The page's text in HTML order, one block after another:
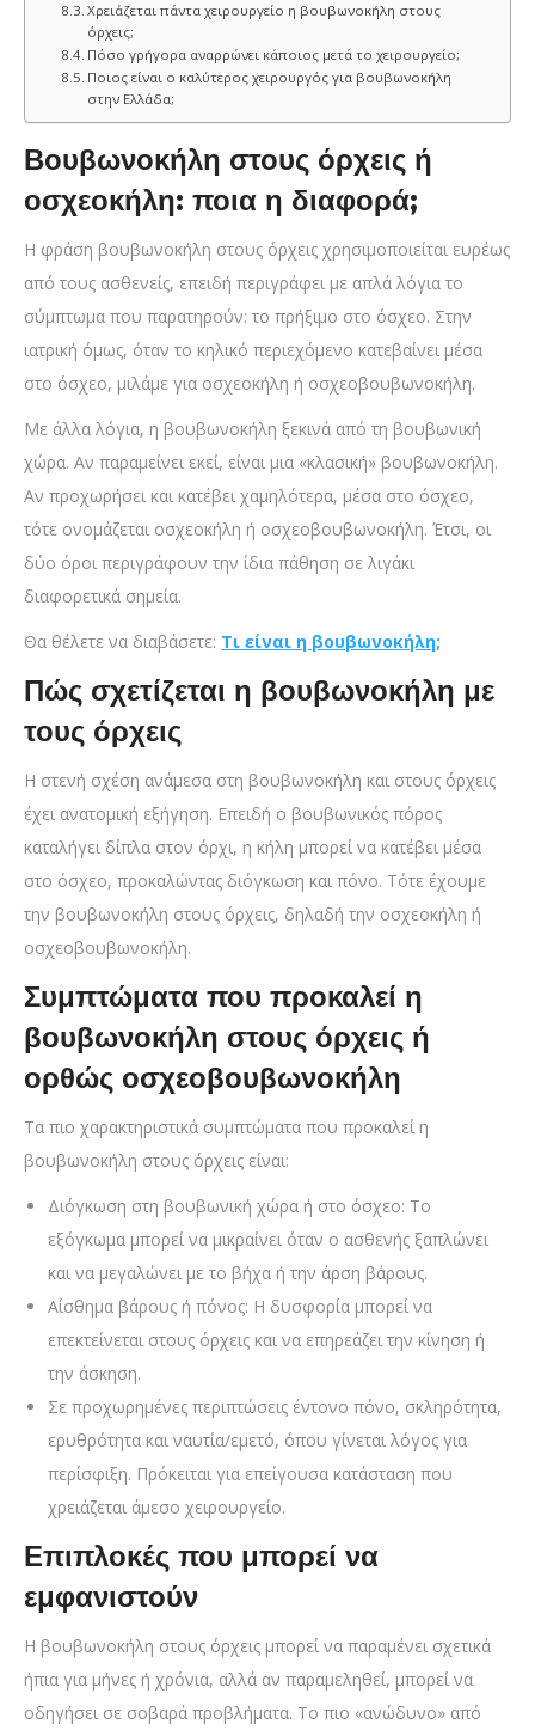
Χρειάζεται πάντα χειρουργείο η βουβωνοκήλη στους
όρχεις;
Πόσο γρήγορα αναρρώνει κάποιος μετά το χειρουργείο;
Ποιος είναι ο καλύτερος χειρουργός για βουβωνοκήλη
στην Ελλάδα;
Βουβωνοκήλη στους όρχεις ή
οσχεοκήλη: ποια η διαφορά;
Η φράση βουβωνοκήλη στους όρχεις χρησιμοποιείται ευρέως
από τους ασθενείς, επειδή περιγράφει με απλά λόγια το
σύμπτωμα που παρατηρούν: το πρήξιμο στο όσχεο. Στην
ιατρική όμως, όταν το κηλικό περιεχόμενο κατεβαίνει μέσα
στο όσχεο, μιλάμε για οσχεοκήλη ή οσχεοβουβωνοκήλη.
Με άλλα λόγια, η βουβωνοκήλη ξεκινά από τη βουβωνική
χώρα. Αν παραμείνει εκεί, είναι μια «κλασική» βουβωνοκήλη.
Αν προχωρήσει και κατέβει χαμηλότερα, μέσα στο όσχεο,
τότε ονομάζεται οσχεοκήλη ή οσχεοβουβωνοκήλη. Έτσι, οι
δύο όροι περιγράφουν την ίδια πάθηση σε λιγάκι
διαφορετικά σημεία.
Θα θέλετε να διαβάσετε: Τι είναι η βουβωνοκήλη;
Πώς σχετίζεται η βουβωνοκήλη με
τους όρχεις
Η στενή σχέση ανάμεσα στη βουβωνοκήλη και στους όρχεις
έχει ανατομική εξήγηση. Επειδή ο βουβωνικός πόρος
καταλήγει δίπλα στον όρχι, η κήλη μπορεί να κατέβει μέσα
στο όσχεο, προκαλώντας διόγκωση και πόνο. Τότε έχουμε
την βουβωνοκήλη στους όρχεις, δηλαδή την οσχεοκήλη ή
οσχεοβουβωνοκήλη.
Συμπτώματα που προκαλεί η
βουβωνοκήλη στους όρχεις ή
ορθώς οσχεοβουβωνοκήλη
Τα πιο χαρακτηριστικά συμπτώματα που προκαλεί η
βουβωνοκήλη στους όρχεις είναι:
Διόγκωση στη βουβωνική χώρα ή στο όσχεο: Το
εξόγκωμα μπορεί να μικραίνει όταν ο ασθενής ξαπλώνει
και να μεγαλώνει με το βήχα ή την άρση βάρους.
Αίσθημα βάρους ή πόνος: Η δυσφορία μπορεί να
επεκτείνεται στους όρχεις και να επηρεάζει την κίνηση ή
την άσκηση.
Σε προχωρημένες περιπτώσεις έντονο πόνο, σκληρότητα,
ερυθρότητα και ναυτία/εμετό, όπου γίνεται λόγος για
περίσφιξη. Πρόκειται για επείγουσα κατάσταση που
χρειάζεται άμεσο χειρουργείο.
Επιπλοκές που μπορεί να
εμφανιστούν
Η βουβωνοκήλη στους όρχεις μπορεί να παραμένει σχετικά
ήπια για μήνες ή χρόνια, αλλά αν παραμεληθεί, μπορεί να
οδηγήσει σε σοβαρά προβλήματα. Το πιο «ανώδυνο» από